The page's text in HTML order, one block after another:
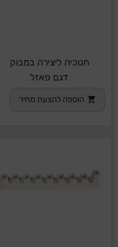
חנוכיה ליצירה במבוק
דגם פאזל
הוספה להצעת מחיר